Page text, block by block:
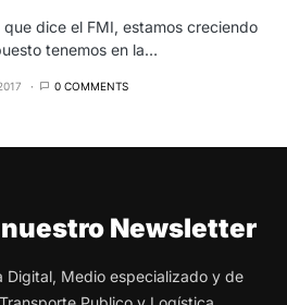
dice el FMI, estamos creciendo
tenemos en la…
0 COMMENTS
Newsletter
Digital, Medio especializado y de